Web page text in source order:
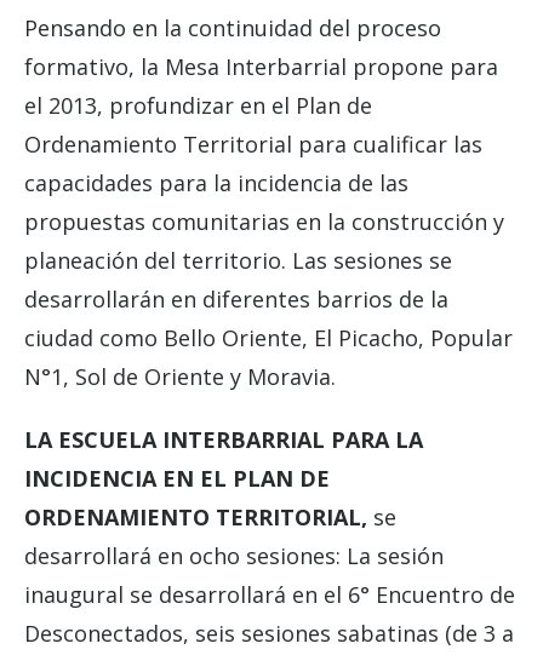
Pensando en la continuidad del proceso
formativo, la Mesa Interbarrial propone para
el 2013, profundizar en el Plan de
Ordenamiento Territorial para cualificar las
capacidades para la incidencia de las
propuestas comunitarias en la construcción y
planeación del territorio. Las sesiones se
desarrollarán en diferentes barrios de la
ciudad como Bello Oriente, El Picacho, Popular
N°1, Sol de Oriente y Moravia.
LA ESCUELA INTERBARRIAL PARA LA
INCIDENCIA EN EL PLAN DE
ORDENAMIENTO TERRITORIAL, se
desarrollará en ocho sesiones: La sesión
inaugural se desarrollará en el 6° Encuentro de
Desconectados, seis sesiones sabatinas (de 3 a